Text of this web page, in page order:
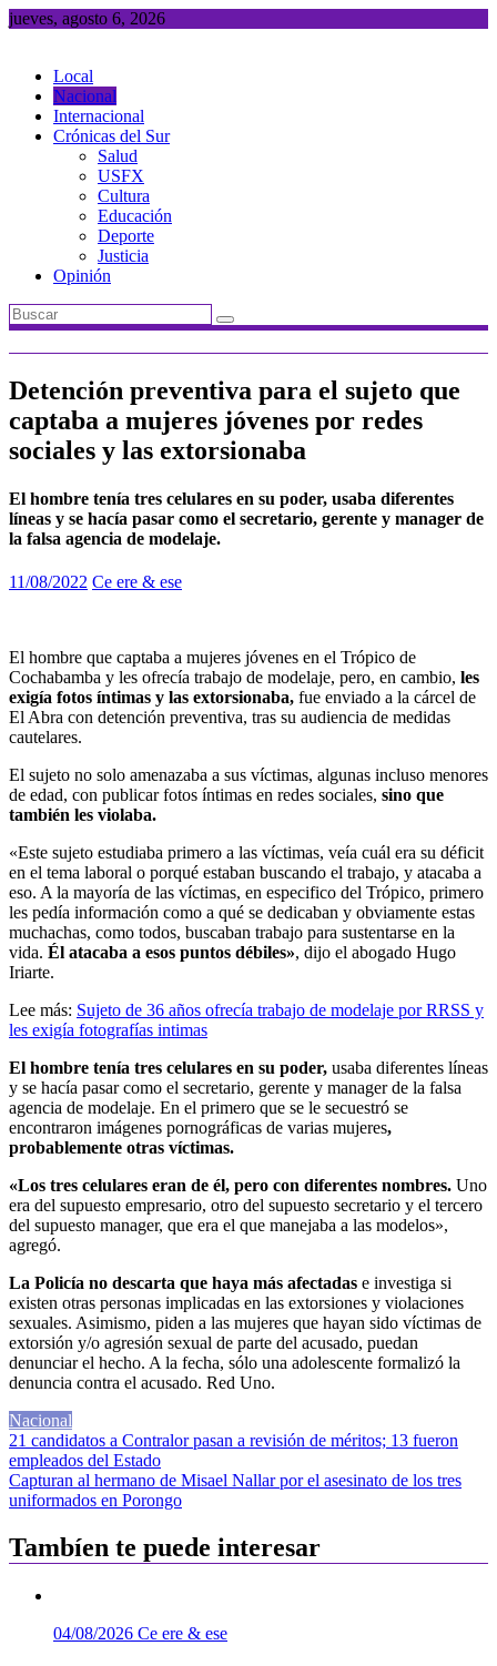
Saltar
jueves, agosto 6, 2026
Local
Nacional
Internacional
Crónicas del Sur
Salud
USFX
Cultura
Educación
Deporte
Justicia
Opinión
Detención preventiva para el sujeto que
captaba a mujeres jóvenes por redes
sociales y las extorsionaba
El hombre tenía tres celulares en su poder, usaba diferentes
líneas y se hacía pasar como el secretario, gerente y manager de
la falsa agencia de modelaje.
11/08/2022 Ce ere & ese
El hombre que captaba a mujeres jóvenes en el Trópico de
Cochabamba y les ofrecía trabajo de modelaje, pero, en cambio, les
exigía fotos íntimas y las extorsionaba, fue enviado a la cárcel de
El Abra con detención preventiva, tras su audiencia de medidas
cautelares.
El sujeto no solo amenazaba a sus víctimas, algunas incluso menores
de edad, con publicar fotos íntimas en redes sociales, sino que
también les violaba.
«Este sujeto estudiaba primero a las víctimas, veía cuál era su déficit
en el tema laboral o porqué estaban buscando el trabajo, y atacaba a
eso. A la mayoría de las víctimas, en especifico del Trópico, primero
les pedía información como a qué se dedicaban y obviamente estas
muchachas, como todos, buscaban trabajo para sustentarse en la
vida. Él atacaba a esos puntos débiles», dijo el abogado Hugo
Iriarte.
Lee más: Sujeto de 36 años ofrecía trabajo de modelaje por RRSS y
les exigía fotografías intimas
El hombre tenía tres celulares en su poder, usaba diferentes líneas
y se hacía pasar como el secretario, gerente y manager de la falsa
agencia de modelaje. En el primero que se le secuestró se
encontraron imágenes pornográficas de varias mujeres,
probablemente otras víctimas.
«Los tres celulares eran de él, pero con diferentes nombres. Uno
era del supuesto empresario, otro del supuesto secretario y el tercero
del supuesto manager, que era el que manejaba a las modelos»,
agregó.
La Policía no descarta que haya más afectadas e investiga si
existen otras personas implicadas en las extorsiones y violaciones
sexuales. Asimismo, piden a las mujeres que hayan sido víctimas de
extorsión y/o agresión sexual de parte del acusado, puedan
denunciar el hecho. A la fecha, sólo una adolescente formalizó la
denuncia contra el acusado. Red Uno.
Nacional
Navegación
de
entradas
21 candidatos a Contralor pasan a revisión de méritos; 13 fueron
empleados del Estado
Capturan al hermano de Misael Nallar por el asesinato de los tres
uniformados en Porongo
Tambíen te puede interesar
04/08/2026 Ce ere & ese